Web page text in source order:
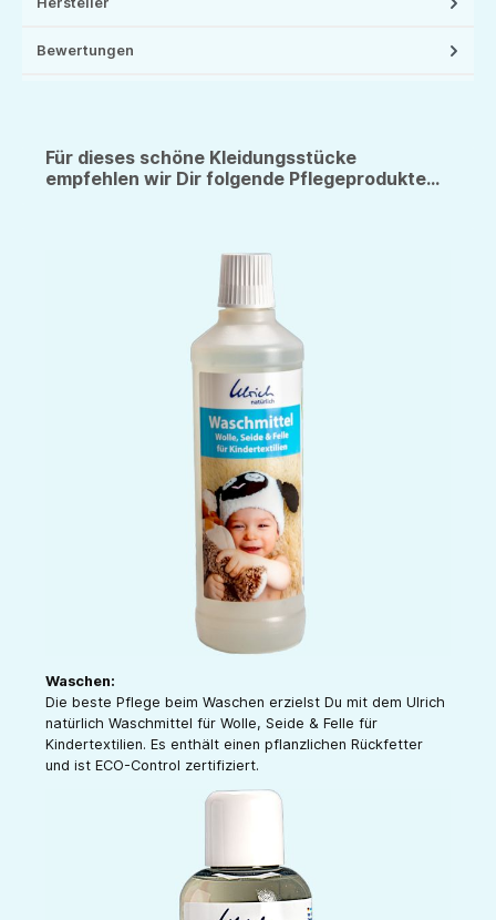
Bewertungen
Für dieses schöne Kleidungsstücke
empfehlen wir Dir folgende Pflegeprodukte...
Waschen:
Die beste Pflege beim Waschen erzielst Du mit dem Ulrich
natürlich Waschmittel für Wolle, Seide & Felle für
Kindertextilien. Es enthält einen pflanzlichen Rückfetter
und ist ECO-Control zertifiziert.